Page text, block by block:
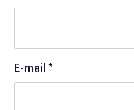
E-mail *